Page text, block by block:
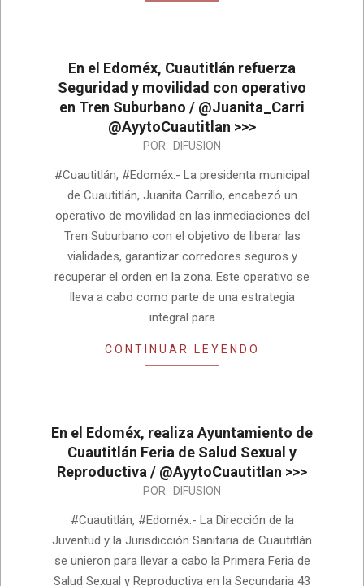
En el Edoméx, Cuautitlán refuerza
Seguridad y movilidad con operativo
en Tren Suburbano / @Juanita_Carri
@AyytoCuautitlan >>>
POR: DIFUSION
#Cuautitlán, #Edoméx.- La presidenta municipal
de Cuautitlán, Juanita Carrillo, encabezó un
operativo de movilidad en las inmediaciones del
Tren Suburbano con el objetivo de liberar las
vialidades, garantizar corredores seguros y
recuperar el orden en la zona. Este operativo se
lleva a cabo como parte de una estrategia
integral para
CONTINUAR LEYENDO
En el Edoméx, realiza Ayuntamiento de
Cuautitlán Feria de Salud Sexual y
Reproductiva / @AyytoCuautitlan >>>
POR: DIFUSION
#Cuautitlán, #Edoméx.- La Dirección de la
Juventud y la Jurisdicción Sanitaria de Cuautitlán
se unieron para llevar a cabo la Primera Feria de
Salud Sexual y Reproductiva en la Secundaria 43